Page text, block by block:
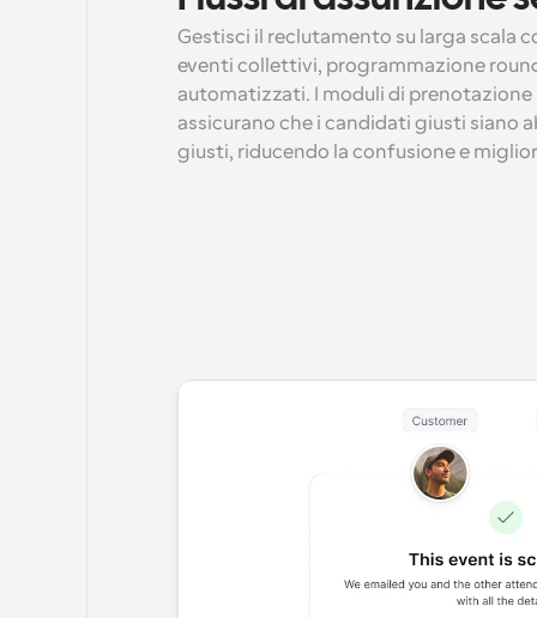
Gestisci il reclutamento su larga scala
eventi collettivi, programmazione
automatizzati. I moduli di
assicurano che i candidati giusti siano
giusti, riducendo la confusione e